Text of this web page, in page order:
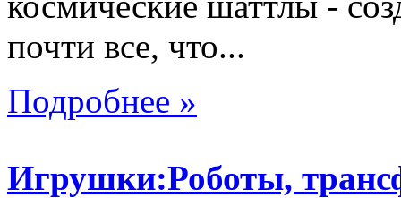
почти все, что...
Подробнее »
Игрушки:Роботы,